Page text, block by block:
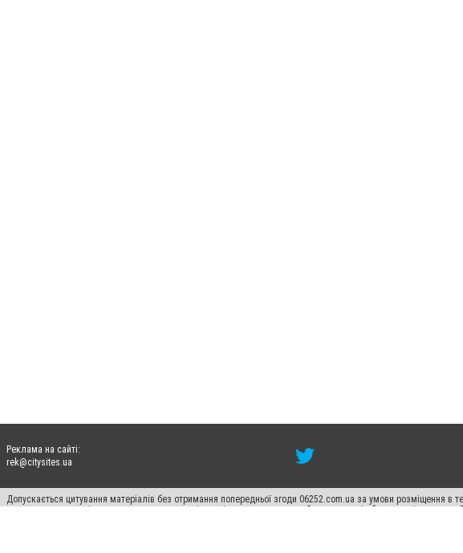
Реклама на сайті:
rek@citysites.ua
Допускається цитування матеріалів без отримання попередньої згоди 06252.com.ua за умови розміщення
пошукових систем гіперпосилання на цитовані статті не нижче другого абзацу в тексті або в якості